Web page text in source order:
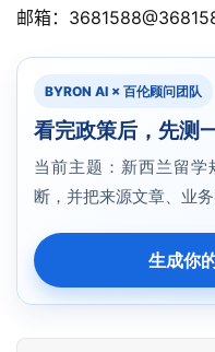
证
美
英
于
百
伦
邮箱：
BYRON AI × 百伦顾问团队
看完政策后，先测
当前主题：新西兰留
断，并把来源文章、业
生成你